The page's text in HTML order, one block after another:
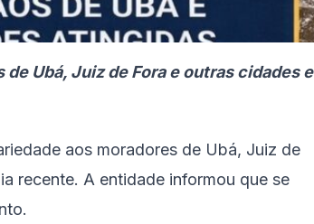
Ubá, Juiz de Fora e outras cidades e
aos moradores de Ubá, Juiz de
recente. A entidade informou que se